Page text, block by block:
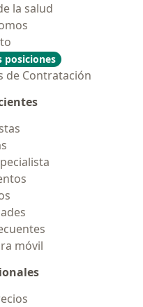
la salud
posiciones
de Contratación
móvil